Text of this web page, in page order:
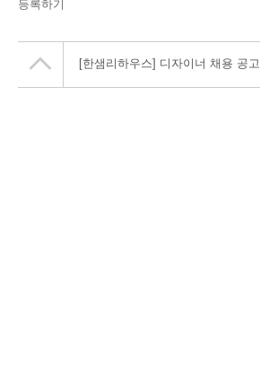
등록하기
[한샘리하우스] 디자이너 채용 공고